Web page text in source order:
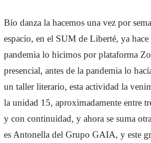
Bío danza la hacemos una vez por
espacio, en el SUM de Liberté, ya
pandemia lo hicimos por plataforma
presencial, antes de la pandemia lo
un taller literario, esta actividad la
la unidad 15, aproximadamente entre
y con continuidad, y ahora se suma
es Antonella del Grupo GAIA, y este